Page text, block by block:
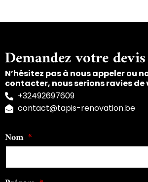
Demandez votre
N’hésitez pas à nous appeler ou
contacter, nous serions ravies de
+32492697609
contact@tapis-renovation.be
Nom